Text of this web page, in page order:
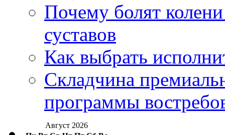
Почему болят
суставов
Как выбрать
Складчина
программы
Август 2026